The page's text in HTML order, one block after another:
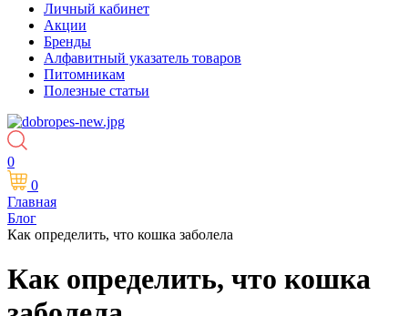
Личный кабинет
Акции
Бренды
Алфавитный указатель товаров
Питомникам
Полезные статьи
0
0
Главная
Блог
Как определить, что кошка заболела
Как определить, что кошка